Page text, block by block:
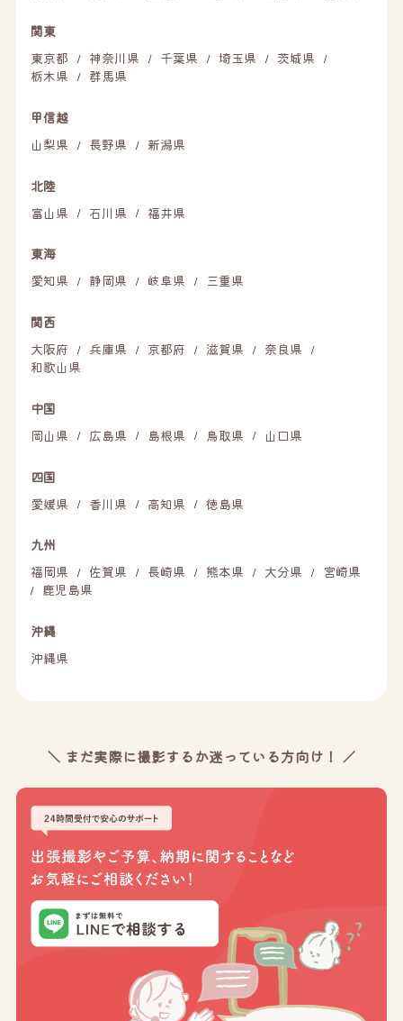
関東
東京都
/ 神奈川県 / 千葉県 / 埼玉県 / 茨城県 /
栃木県 / 群馬県
甲信越
山梨県
/ 長野県 / 新潟県
北陸
富山県
/ 石川県 / 福井県
東海
愛知県
/ 静岡県 / 岐阜県 / 三重県
関西
大阪府
/ 兵庫県 / 京都府 / 滋賀県 / 奈良県 /
和歌山県
中国
岡山県
/ 広島県 / 島根県 / 鳥取県 / 山口県
四国
愛媛県
/ 香川県 / 高知県 / 徳島県
九州
福岡県
/ 佐賀県 / 長崎県 / 熊本県 / 大分県 / 宮崎県
/ 鹿児島県
沖縄
沖縄県
＼ まだ実際に撮影するか迷っている方向け！ ／